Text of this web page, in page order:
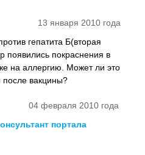
13 января 2010 года
гепатита Б(вторая
появились покраснения в
на аллергию. Может ли это
вакцины?
04 февраля 2010 года
портала